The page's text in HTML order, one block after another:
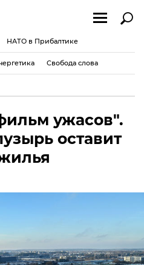
НАТО в Прибалтике
Свобода слова
ужасов".
оставит